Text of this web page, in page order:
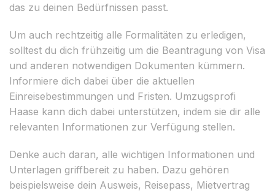
das zu deinen Bedürfnissen passt.
Um auch rechtzeitig alle Formalitäten zu erledigen,
solltest du dich frühzeitig um die Beantragung von Visa
und anderen notwendigen Dokumenten kümmern.
Informiere dich dabei über die aktuellen
Einreisebestimmungen und Fristen. Umzugsprofi
Haase kann dich dabei unterstützen, indem sie dir alle
relevanten Informationen zur Verfügung stellen.
Denke auch daran, alle wichtigen Informationen und
Unterlagen griffbereit zu haben. Dazu gehören
beispielsweise dein Ausweis, Reisepass, Mietvertrag